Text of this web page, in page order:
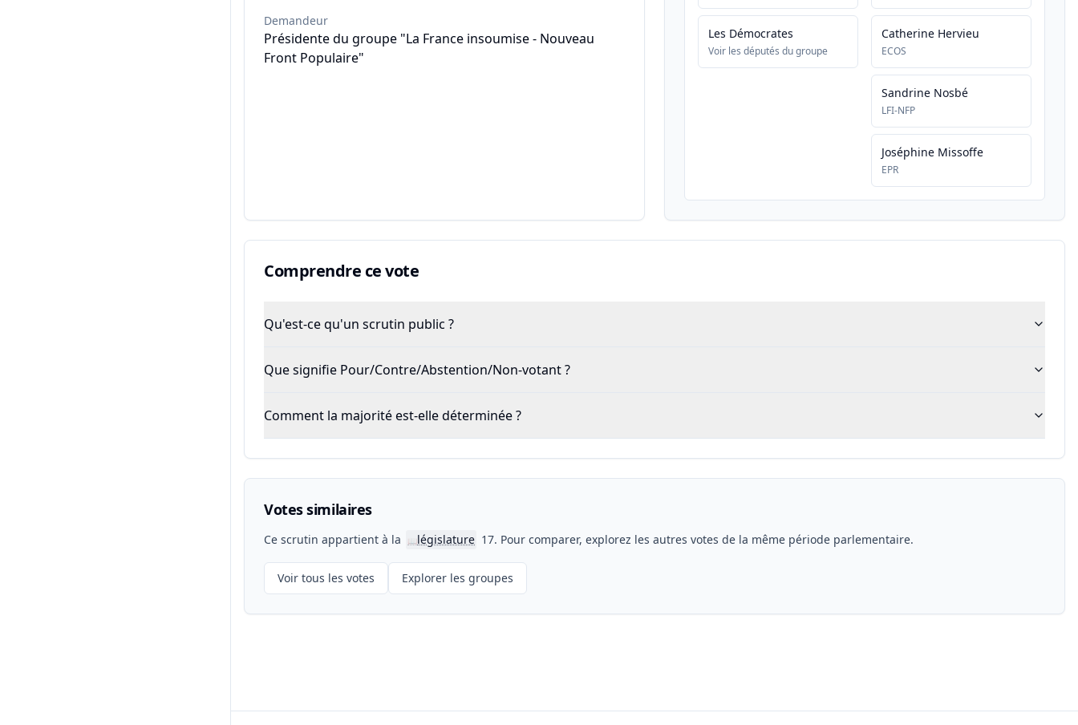
Demandeur
Présidente du groupe "La France insoumise - Nouveau
Front Populaire"
Les Démocrates
Voir les députés du groupe
Catherine Hervieu
ECOS
Sandrine Nosbé
LFI-NFP
Joséphine Missoffe
EPR
Comprendre ce vote
Qu'est-ce qu'un scrutin public ?
Que signifie Pour/Contre/Abstention/Non-votant ?
Comment la majorité est-elle déterminée ?
Votes similaires
Ce scrutin appartient à la 📖législature 17. Pour comparer, explorez les autres votes de la même période parlementaire.
Voir tous les votes Explorer les groupes